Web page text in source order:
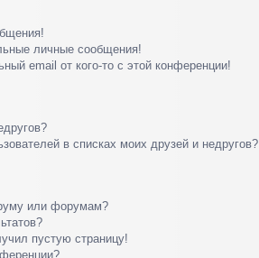
личные сообщения!
email от кого-то с этой конференции!
в списках моих друзей и недругов?
или форумам?
пустую страницу!